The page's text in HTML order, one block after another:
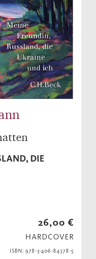
DIE
26,00 €
HARDCOVER
ISBN: 978-3-406-84378-5